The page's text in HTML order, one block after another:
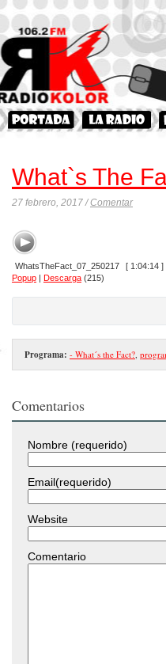
What`s The
27 febrero, 2017 /Comentar
WhatsTheFact_07_250217 [ 1:04:14 ]
Popup | Descarga (215)
Programa: - What´s the Fact?
Comentarios
Nombre (requerido)
Email(requerido)
Website
Comentario